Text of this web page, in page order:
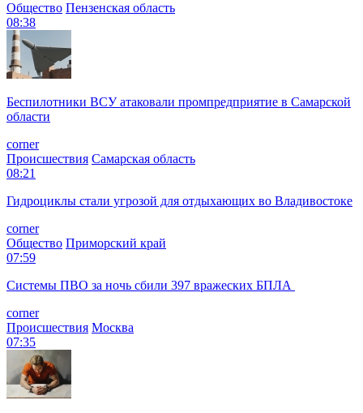
Общество Пензенская область
08:38
Беспилотники ВСУ атаковали промпредприятие в Самарской
области
corner
Происшествия Самарская область
08:21
Гидроциклы стали угрозой для отдыхающих во Владивостоке
corner
Общество Приморский край
07:59
Системы ПВО за ночь сбили 397 вражеских БПЛА
corner
Происшествия Москва
07:35